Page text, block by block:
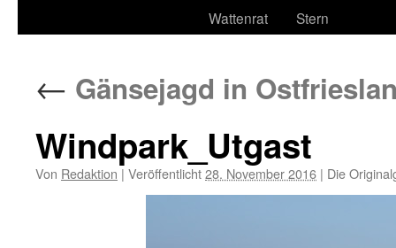
Wattenrat
Stern
← Gänsejagd in
Windpark_Utgast
Von Redaktion | Veröffentlicht28. November 2016 | Die